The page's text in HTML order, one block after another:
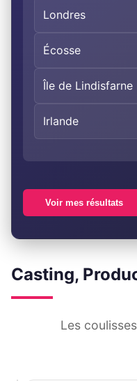
Londres
Écosse
Île de Lindisfarne
Irlande
Voir mes résultats
Casting,
Les